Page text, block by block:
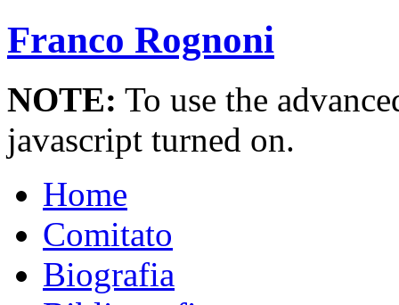
Franco Rognoni
NOTE: To use the
javascript turned on.
Home
Comitato
Biografia